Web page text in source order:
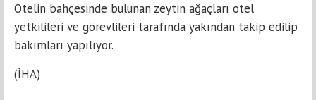
Otelin bahçesinde bulunan zeytin ağaçları otel
yetkilileri ve görevlileri tarafında yakından takip edilip
bakımları yapılıyor.
(İHA)